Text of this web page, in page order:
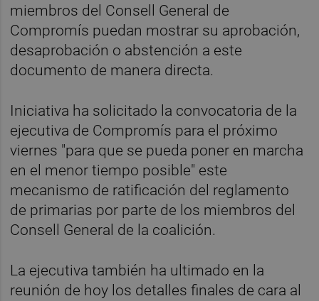
miembros del Consell General de
Compromís puedan mostrar su aprobación,
desaprobación o abstención a este
documento de manera directa.
Iniciativa ha solicitado la convocatoria de la
ejecutiva de Compromís para el próximo
viernes "para que se pueda poner en marcha
en el menor tiempo posible" este
mecanismo de ratificación del reglamento
de primarias por parte de los miembros del
Consell General de la coalición.
La ejecutiva también ha ultimado en la
reunión de hoy los detalles finales de cara al